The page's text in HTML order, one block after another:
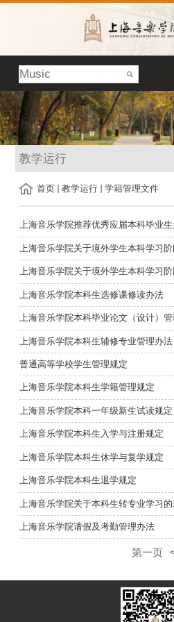
教学运行
首页 教学运行 学籍管理文件
上海音乐学院关于境外学生本科学习
上海音乐学院关于境外学生本科学习
上海音乐学院本科生选修课修读办法
上海音乐学院本科毕业论文（设计）管
上海音乐学院本科生辅修专业管理办法
普通高等学校学生管理规定
上海音乐学院本科生学籍管理规定
上海音乐学院本科一年级新生试读规定
上海音乐学院本科生入学与注册规定
上海音乐学院本科生休学与复学规定
上海音乐学院本科生退学规定
上海音乐学院关于本科生转专业学习
上海音乐学院请假及考勤管理办法
第一页